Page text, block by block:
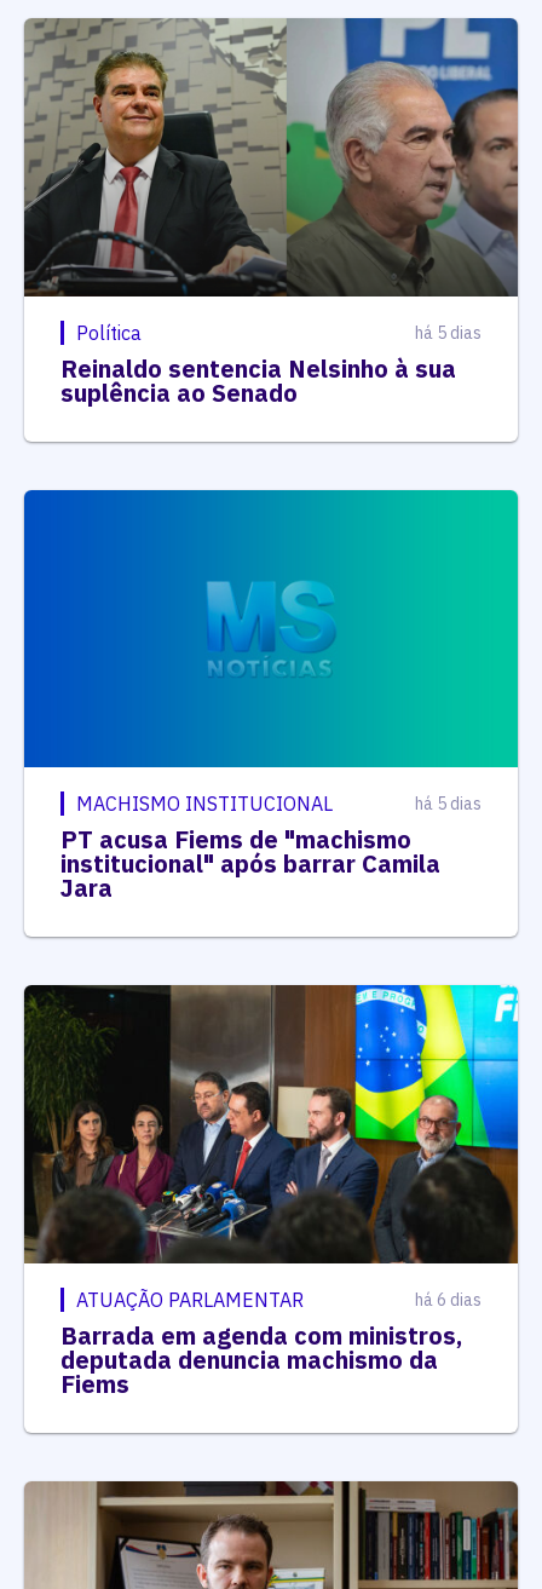
Política há 5 dias
Reinaldo sentencia Nelsinho à sua
suplência ao Senado
MACHISMO INSTITUCIONAL há 5 dias
PT acusa Fiems de "machismo
institucional" após barrar Camila
Jara
ATUAÇÃO PARLAMENTAR há 6 dias
Barrada em agenda com ministros,
deputada denuncia machismo da
Fiems